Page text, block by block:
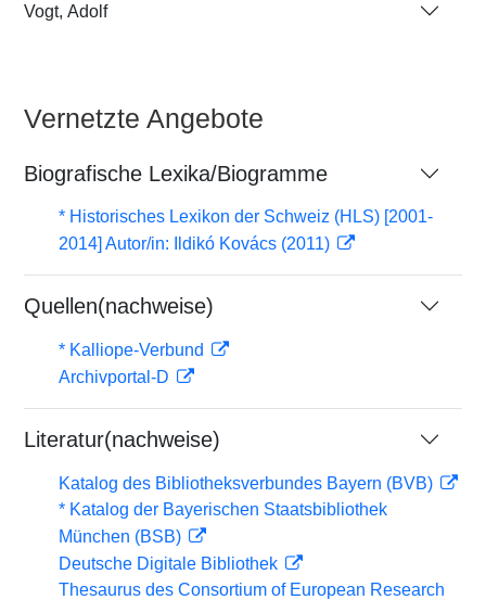
Vogt, Adolf
Vernetzte Angebote
Biografische Lexika/Biogramme
* Historisches Lexikon der Schweiz (HLS) [2001-
2014] Autor/in: Ildikó Kovács (2011)
Quellen(nachweise)
* Kalliope-Verbund
Archivportal-D
Literatur(nachweise)
Katalog des Bibliotheksverbundes Bayern (BVB)
* Katalog der Bayerischen Staatsbibliothek
München (BSB)
Deutsche Digitale Bibliothek
Thesaurus des Consortium of European Research